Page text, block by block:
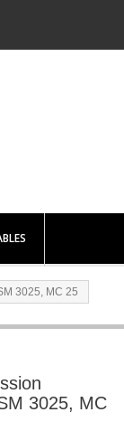
3025, MC 25
3025, MC